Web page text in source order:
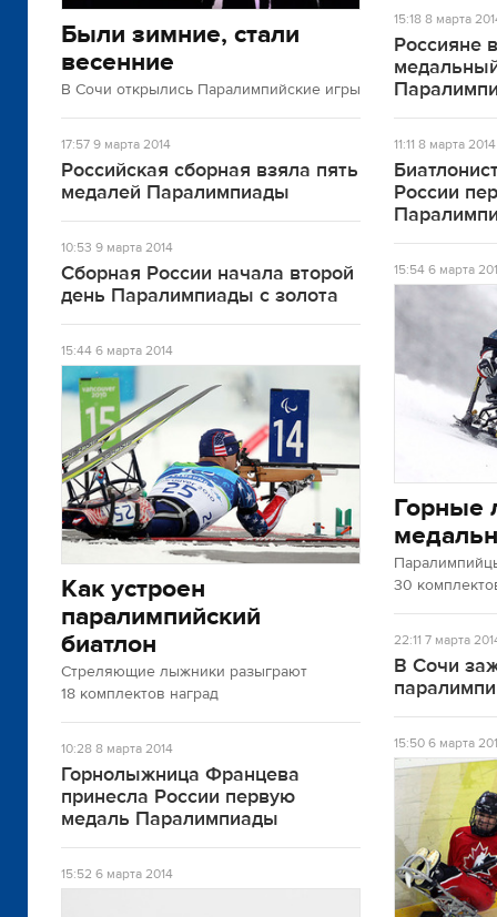
Были зимние, стали
весенние
В Сочи открылись Паралимпийские игры
17:579 марта 2014
Российская сборная взяла пять
медалей Паралимпиады
10:53 9 марта 2014
Сборная России начала второй
день Паралимпиады с золота
15:446 марта 2014
Как устроен
паралимпийский
биатлон
Стреляющие лыжники разыграют
18 комплектов наград
10:288 марта 2014
Горнолыжница Францева
принесла России первую
медаль Паралимпиады
15:52 6 марта 2014
15:188 марта
Россияне
11:11 8 марта 2014
России
15:546 марта
Горные
30
22:11 7 марта
В Сочи
15:506 марта